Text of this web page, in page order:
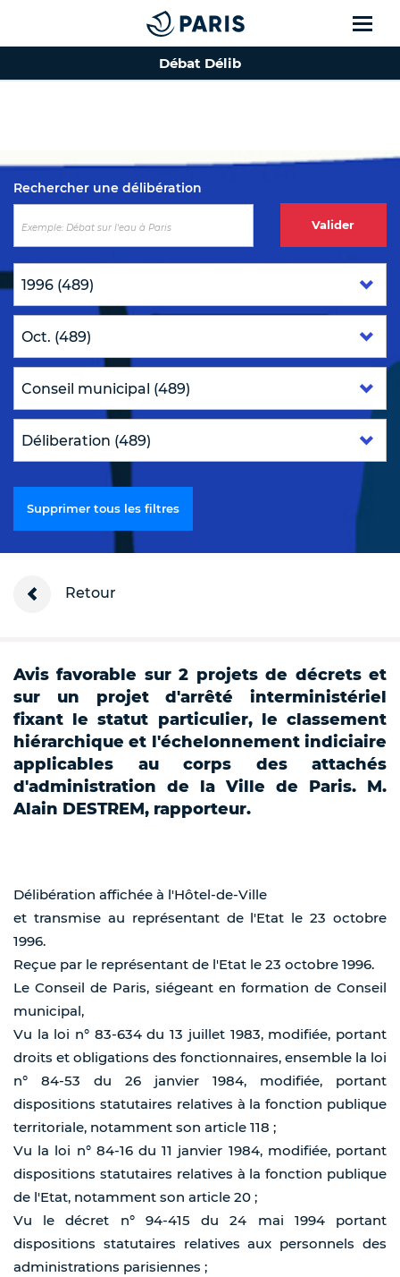
Top of the page
Débat Délib
Rechercher une délibération
Valider
Supprimer tous les filtres
Retour
Avis favorable sur 2 projets de décrets et
sur un projet d'arrêté interministériel
fixant le statut particulier, le classement
hiérarchique et l'échelonnement indiciaire
applicables au corps des attachés
d'administration de la Ville de Paris. M.
Alain DESTREM, rapporteur.
Délibération affichée à l'Hôtel-de-Ville
et transmise au représentant de l'Etat le 23 octobre
1996.
Reçue par le représentant de l'Etat le 23 octobre 1996.
Le Conseil de Paris, siégeant en formation de Conseil
municipal,
Vu la loi n° 83-634 du 13 juillet 1983, modifiée, portant
droits et obligations des fonctionnaires, ensemble la loi
n° 84-53 du 26 janvier 1984, modifiée, portant
dispositions statutaires relatives à la fonction publique
territoriale, notamment son article 118 ;
Vu la loi n° 84-16 du 11 janvier 1984, modifiée, portant
dispositions statutaires relatives à la fonction publique
de l'Etat, notamment son article 20 ;
Vu le décret n° 94-415 du 24 mai 1994 portant
dispositions statutaires relatives aux personnels des
administrations parisiennes ;